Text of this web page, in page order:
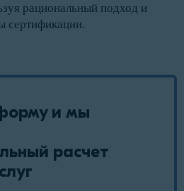
рациональный подход и
сертификации.
и мы
расчет